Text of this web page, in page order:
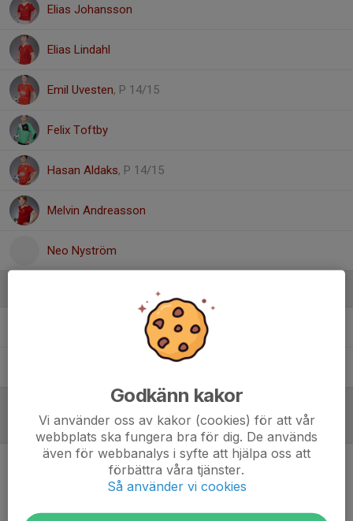
Elias Johansson
Elias Lindahl
Emil Uvesten, P 14/15
Felix Toftby
Hasan Aldaks, P 14/15
Melvin Andreasson
Neo Nyström
Kristoffer JohanssonLedare P13
Referat
Inget referat skrivet
Godkänn kakor
Vi använder oss av kakor (cookies) för att vår
webbplats ska fungera bra för dig. De används
även för webbanalys i syfte att hjälpa oss att
förbättra våra tjänster.
Så använder vi cookies